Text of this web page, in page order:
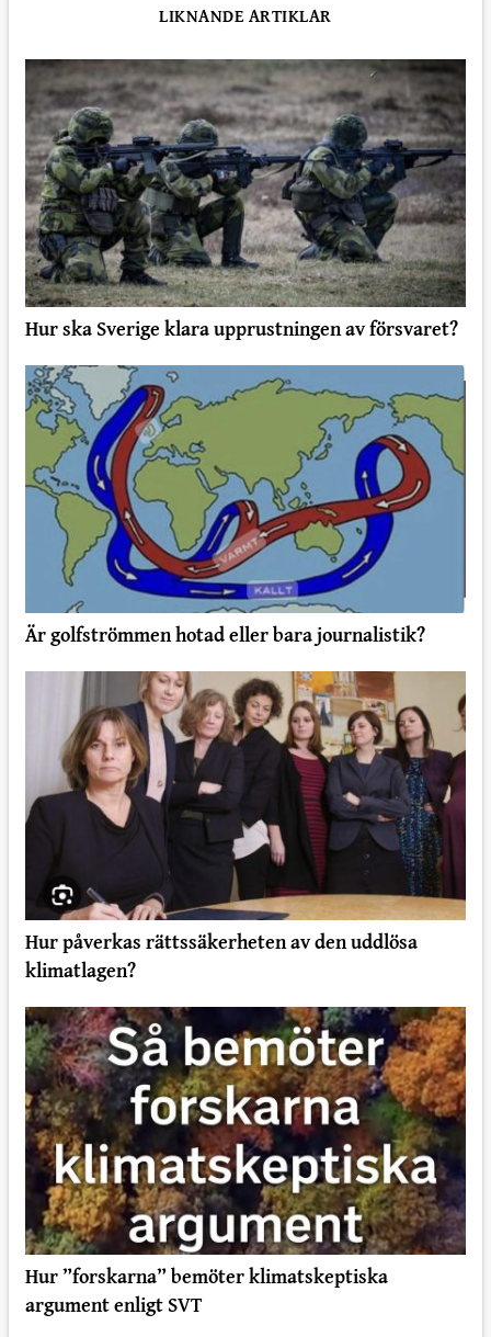
LIKNANDE ARTIKLAR
Hur ska Sverige klara upprustningen av försvaret?
Är golfströmmen hotad eller bara journalistik?
Hur påverkas rättssäkerheten av den uddlösa
klimatlagen?
Hur ”forskarna” bemöter klimatskeptiska
argument enligt SVT